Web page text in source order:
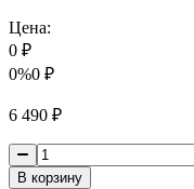
Цена:
0 ₽
0%0 ₽
6 490 ₽
В корзину